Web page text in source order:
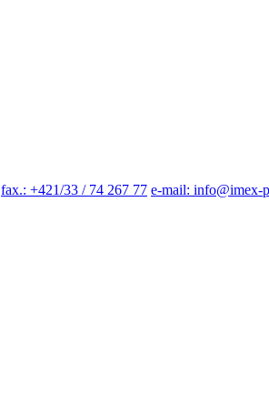
fax.: +421/33 / 74 267 77 e-mail: info@imex-